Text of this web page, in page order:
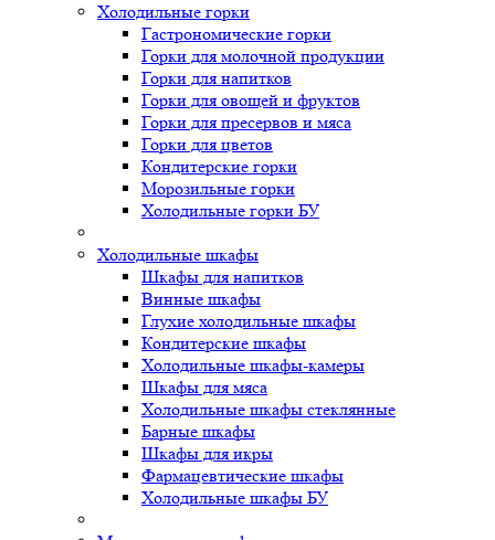
Холодильные горки
Гастрономические горки
Горки для молочной продукции
Горки для напитков
Горки для овощей и фруктов
Горки для пресервов и мяса
Горки для цветов
Кондитерские горки
Морозильные горки
Холодильные горки БУ
Холодильные шкафы
Шкафы для напитков
Винные шкафы
Глухие холодильные шкафы
Кондитерские шкафы
Холодильные шкафы-камеры
Шкафы для мяса
Холодильные шкафы стеклянные
Барные шкафы
Шкафы для икры
Фармацевтические шкафы
Холодильные шкафы БУ